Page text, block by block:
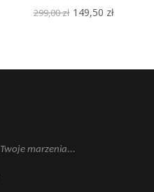
299,00 zł 149,50 zł
marzenia...